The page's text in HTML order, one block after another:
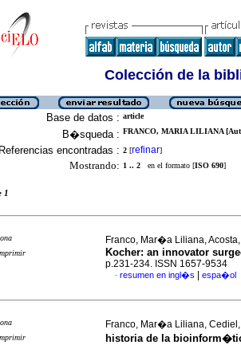
Colección de la
Base de datos : article
B�squeda : FRANCO, MARIA LILIANA
Referencias encontradas : 2 [refinar]
Mostrando: 1 .. 2 en el formato [ISO 690]
1
Franco, Mar�a Liliana,
Kocher: an innovator
p.231-234. ISSN 1657-9534
· resumen en ingl�s espa�ol
Franco, Mar�a Liliana,
historia de la